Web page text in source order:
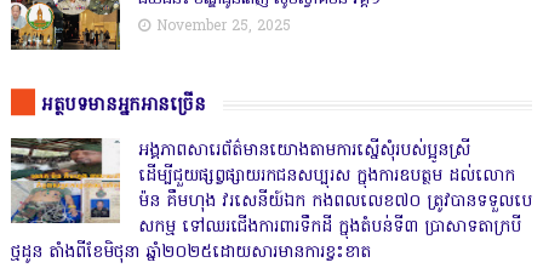
November 25, 2025
អត្ថបទមានអ្នកអានច្រើន
អង្គភាពសារេព័ត៌មានយោងតាមការស្នើសុំរបស់ប្អូនស្រី
ដើម្បីជួយផ្សព្វផ្សាយរកជនសប្បុរស ក្នុងការឧបត្ថម ដល់លោក
ម៉ន គឹមហុង វរសេនីយ៍ឯក កងពលលេខ៧០ ត្រូវបានទទួលបេ
សកម្ម ទៅឈរជើងការពារទឹកដី ក្នុងតំបន់ទី៣ ប្រាសាទតាក្របី
ថ្មដូន តាំងពីខែមិថុនា ឆ្នាំ២០២៥ដោយសារមានការខ្វះខាត